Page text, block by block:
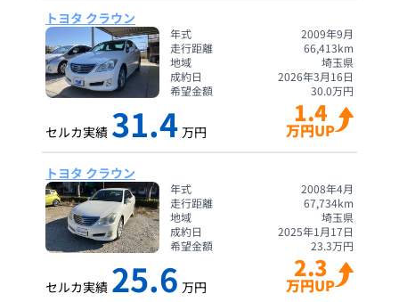
トヨタ クラウン
年式
2009年9月
走行距離
66,413km
地域
埼玉県
成約日
2026年3月16日
希望金額
30.0万円
セルカ実績 31.4 万円
1.4
万円UP
トヨタ クラウン
年式
2008年4月
走行距離
67,734km
地域
埼玉県
成約日
2025年1月17日
希望金額
23.3万円
セルカ実績 25.6 万円
2.3
万円UP